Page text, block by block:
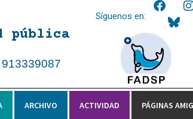
pública
913339087
Síguenos en:
ARCHIVO ACTIVIDAD PÁGINAS